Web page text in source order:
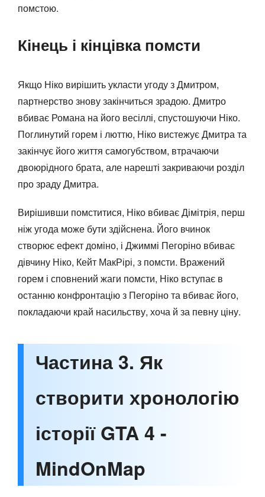
помстою.
Кінець і кінцівка помсти
Якщо Ніко вирішить укласти угоду з Дмитром,
партнерство знову закінчиться зрадою. Дмитро
вбиває Романа на його весіллі, спустошуючи Ніко.
Поглинутий горем і люттю, Ніко вистежує Дмитра та
закінчує його життя самогубством, втрачаючи
двоюрідного брата, але нарешті закриваючи розділ
про зраду Дмитра.
Вирішивши помститися, Ніко вбиває Дімітрія, перш
ніж угода може бути здійснена. Його вчинок
створює ефект доміно, і Джиммі Пегоріно вбиває
дівчину Ніко, Кейт МакРірі, з помсти. Вражений
горем і сповнений жаги помсти, Ніко вступає в
останню конфронтацію з Пегоріно та вбиває його,
покладаючи край насильству, хоча й за певну ціну.
Частина 3. Як
створити хронологію
історії GTA 4 -
MindOnMap